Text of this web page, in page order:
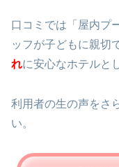
口コミでは「屋内プ
ッフが子どもに親切
れに安心なホテルと
利用者の生の声をさ
い。